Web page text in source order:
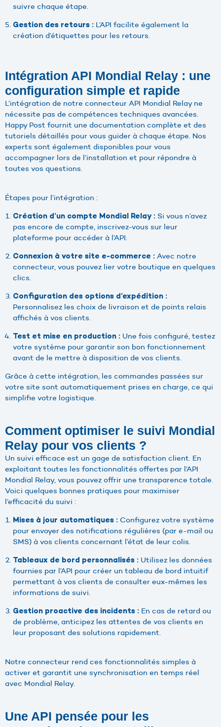
suivre chaque étape.
Gestion des retours : L’API facilite également la
création d’étiquettes pour les retours.
Intégration API Mondial Relay : une
configuration simple et rapide
L’intégration de notre connecteur API Mondial Relay ne
nécessite pas de compétences techniques avancées.
Happy Post fournit une documentation complète et des
tutoriels détaillés pour vous guider à chaque étape. Nos
experts sont également disponibles pour vous
accompagner lors de l’installation et pour répondre à
toutes vos questions.
Étapes pour l’intégration :
Création d’un compte Mondial Relay : Si vous n’avez
pas encore de compte, inscrivez-vous sur leur
plateforme pour accéder à l’API.
Connexion à votre site e-commerce : Avec notre
connecteur, vous pouvez lier votre boutique en quelques
clics.
Configuration des options d’expédition :
Personnalisez les choix de livraison et de points relais
affichés à vos clients.
Test et mise en production : Une fois configuré, testez
votre système pour garantir son bon fonctionnement
avant de le mettre à disposition de vos clients.
Grâce à cette intégration, les commandes passées sur
votre site sont automatiquement prises en charge, ce qui
simplifie votre logistique.
Comment optimiser le suivi Mondial
Relay pour vos clients ?
Un suivi efficace est un gage de satisfaction client. En
exploitant toutes les fonctionnalités offertes par l’API
Mondial Relay, vous pouvez offrir une transparence totale.
Voici quelques bonnes pratiques pour maximiser
l’efficacité du suivi :
Mises à jour automatiques : Configurez votre système
pour envoyer des notifications régulières (par e-mail ou
SMS) à vos clients concernant l’état de leur colis.
Tableaux de bord personnalisés : Utilisez les données
fournies par l’API pour créer un tableau de bord intuitif
permettant à vos clients de consulter eux-mêmes les
informations de suivi.
Gestion proactive des incidents : En cas de retard ou
de problème, anticipez les attentes de vos clients en
leur proposant des solutions rapidement.
Notre connecteur rend ces fonctionnalités simples à
activer et garantit une synchronisation en temps réel
avec Mondial Relay.
Une API pensée pour les